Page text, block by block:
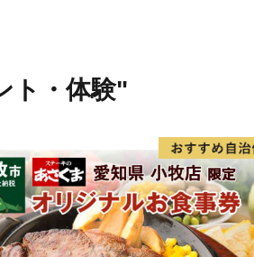
ト・体験"